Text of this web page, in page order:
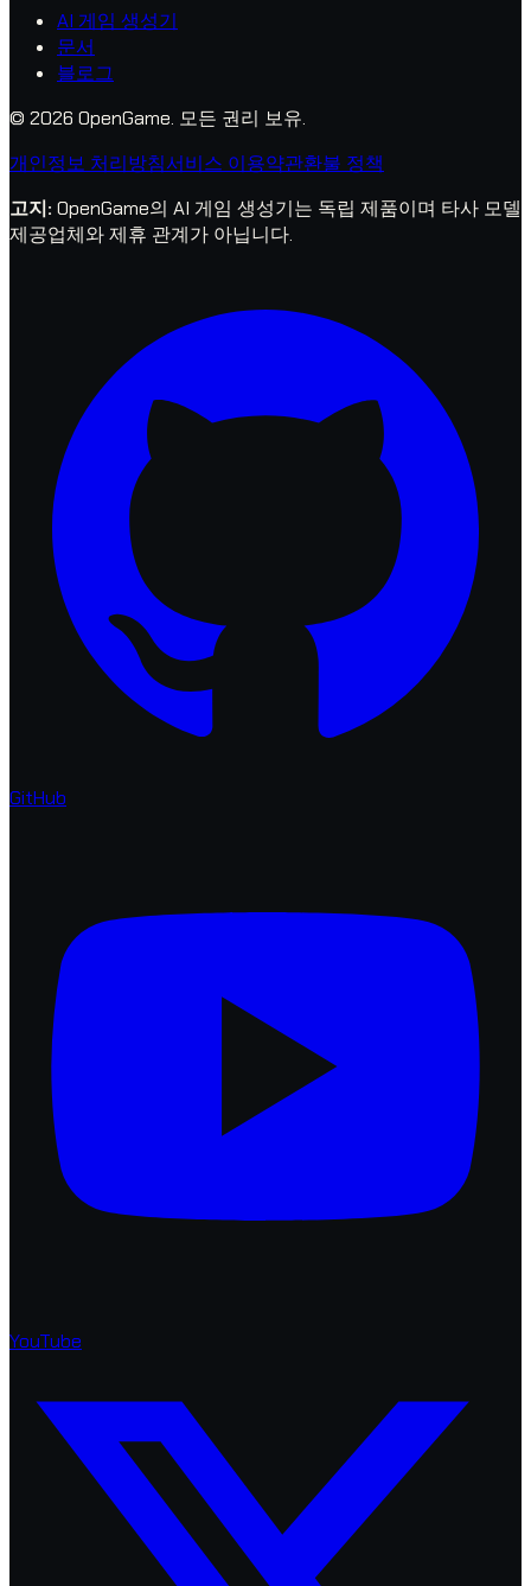
AI 게임 생성기
문서
블로그
© 2026 OpenGame. 모든 권리 보유.
개인정보 처리방침서비스 이용약관환불 정책
고지: OpenGame의 AI 게임 생성기는 독립 제품이며 타사 모델
제공업체와 제휴 관계가 아닙니다.
GitHub
YouTube